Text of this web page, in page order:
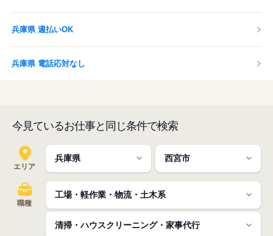
兵庫県 週払いOK
兵庫県 電話応対なし
今見ているお仕事と同じ条件で検索
エリア
職種